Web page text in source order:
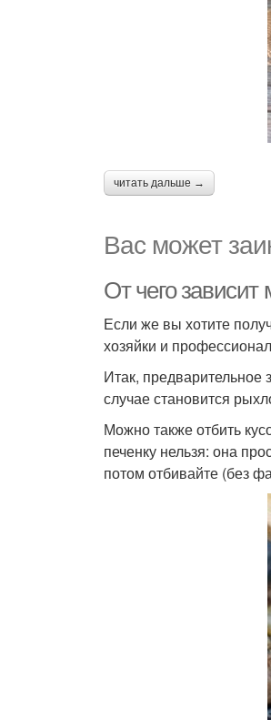
читать дальше →
Вас может
От чего зависит
Если же вы хотите
хозяйки и
Итак,
случае становится
Можно также отбить
печенку нельзя: она
потом отбивайте (без